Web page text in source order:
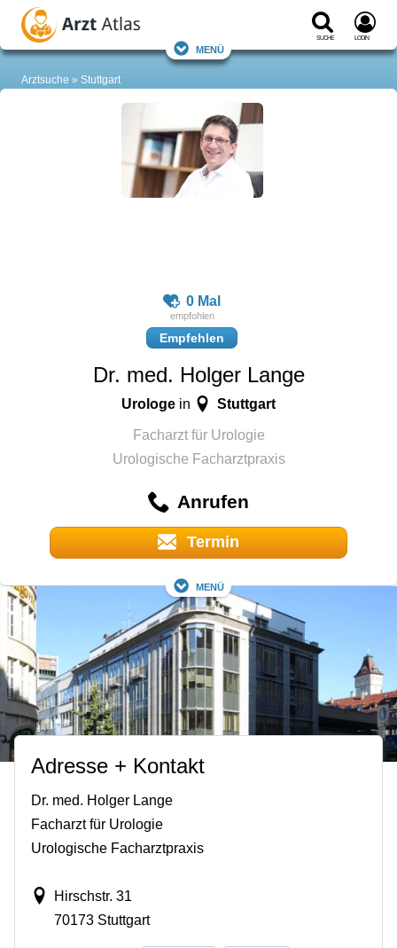
Suche Login
Menü
Arztsuche Stuttgart
0 Mal
Empfehlen
Dr. med. Holger Lange
Urologe in Stuttgart
Facharzt für Urologie
Urologische Facharztpraxis
Anrufen
Termin
Menü
Adresse + Kontakt
Dr. med. Holger Lange
Facharzt für Urologie
Urologische Facharztpraxis
Hirschstr. 31
70173 Stuttgart